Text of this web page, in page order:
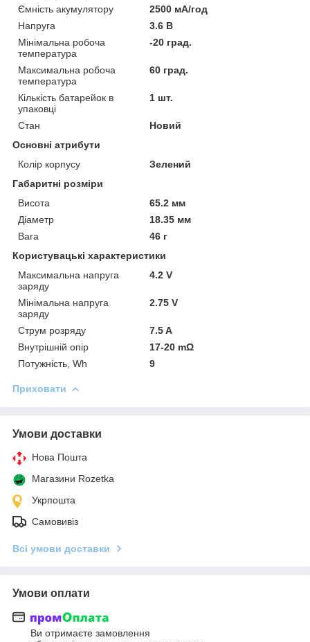
Ємність акумулятору
2500 мА/год
Напруга
3.6 В
Мінімальна робоча
температура
-20 град.
Максимальна робоча
температура
60 град.
Кількість батарейок в
упаковці
1 шт.
Стан
Новий
Основні атрибути
Колір корпусу
Зелений
Габаритні розміри
Висота
65.2 мм
Діаметр
18.35 мм
Вага
46 г
Користувацькi характеристики
Максимальна напруга
заряду
4.2 V
Мінімальна напруга
заряду
2.75 V
Струм розряду
7.5 A
Внутрішній опір
17-20 mΩ
Потужність, Wh
9
Приховати
Умови доставки
Нова Пошта
Магазини Rozetka
Укрпошта
Самовивіз
Всі умови доставки
Умови оплати
Ви отримаєте замовлення